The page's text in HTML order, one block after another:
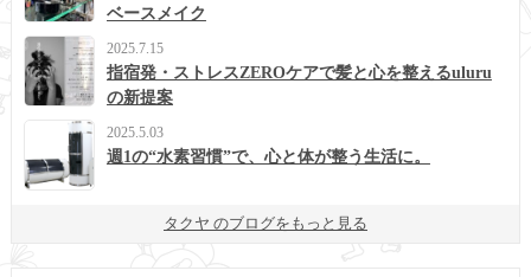
ベースメイク
2025.7.15
指宿発・ストレスZEROケアで髪と心を整えるuluru
の新提案
2025.5.03
週1の“水素習慣”で、心と体が整う生活に。
タクヤ のブログをもっと見る